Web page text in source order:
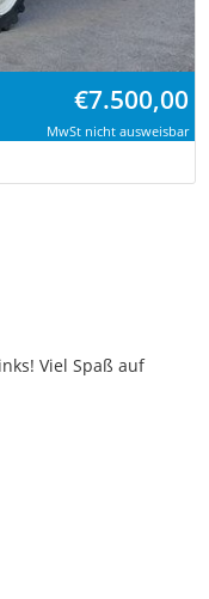
€7.500,00
MwSt nicht ausweisbar
Viel Spaß auf